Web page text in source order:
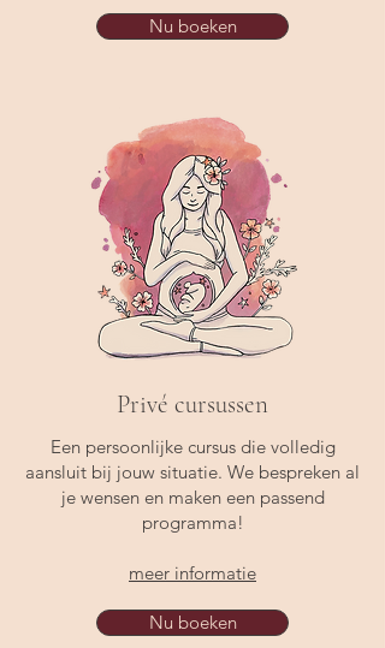
Nu boeken
Privé cursussen
Een persoonlijke cursus die volledig
aansluit bij jouw situatie. We bespreken al
je wensen en maken een passend
programma!
meer informatie
Nu boeken